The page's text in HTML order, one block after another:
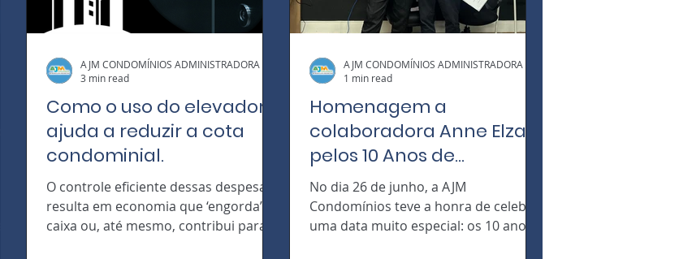
Como o uso do elevador
ajuda a reduzir a cota
condominial.
O controle eficiente dessas despesas
resulta em economia que ‘engorda’ o
caixa ou, até mesmo, contribui para
AJM CONDOMÍNIOS ADMINISTRADORA
3 min read
Homenagem a
colaboradora Anne Elza
pelos 10 Anos de
Dedicação na AJM
Condomínios
No dia 26 de junho, a AJM
Condomínios teve a honra de celebrar
uma data muito especial: os 10 anos
AJM CONDOMÍNIOS ADMINISTRADORA
1 min read